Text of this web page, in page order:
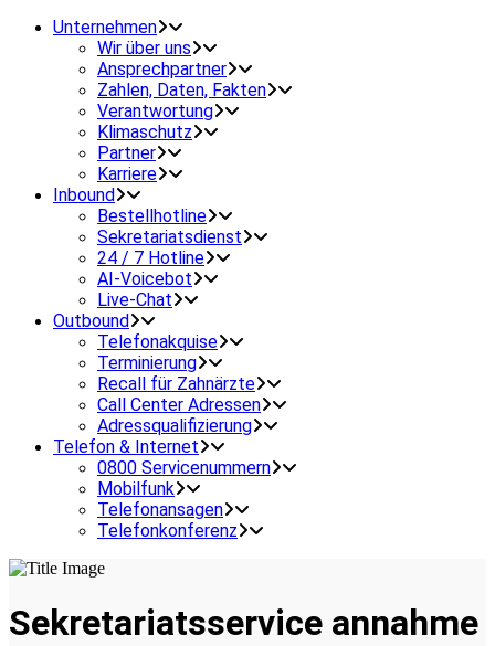
Unternehmen
Wir über uns
Ansprechpartner
Zahlen, Daten, Fakten
Verantwortung
Klimaschutz
Partner
Karriere
Inbound
Bestellhotline
Sekretariatsdienst
24 / 7 Hotline
AI-Voicebot
Live-Chat
Outbound
Telefonakquise
Terminierung
Recall für Zahnärzte
Call Center Adressen
Adressqualifizierung
Telefon & Internet
0800 Servicenummern
Mobilfunk
Telefonansagen
Telefonkonferenz
Sekretariatsservice annahme